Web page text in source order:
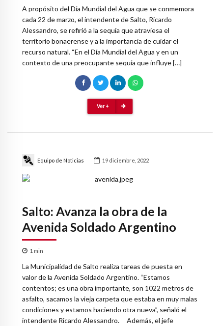
A propósito del Día Mundial del Agua que se conmemora
cada 22 de marzo, el intendente de Salto, Ricardo
Alessandro, se refirió a la sequía que atraviesa el
territorio bonaerense y a la importancia de cuidar el
recurso natural. “En el Día Mundial del Agua y en un
contexto de una preocupante sequía que influye […]
Ver +
Equipo de Noticias 19 diciembre, 2022
Salto: Avanza la obra de la
Avenida Soldado Argentino
1 min
La Municipalidad de Salto realiza tareas de puesta en
valor de la Avenida Soldado Argentino. “Estamos
contentos; es una obra importante, son 1022 metros de
asfalto, sacamos la vieja carpeta que estaba en muy malas
condiciones y estamos haciendo otra nueva”, señaló el
intendente Ricardo Alessandro. Además, el jefe